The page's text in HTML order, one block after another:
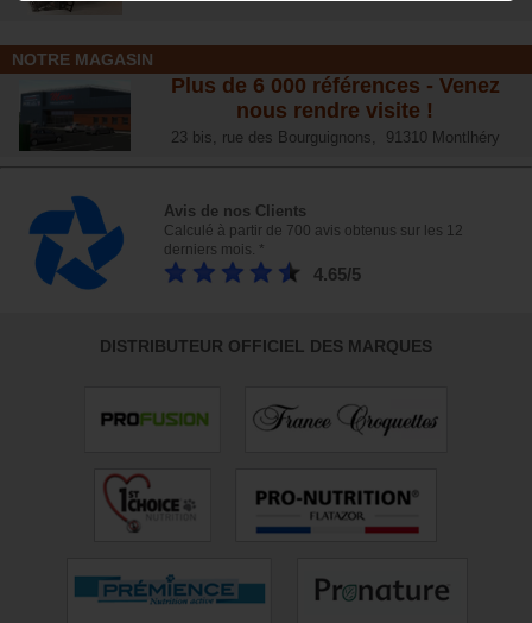
NOTRE MAGASIN
Plus de 6 000 références - Venez
nous rendre visite !
23 bis, rue des Bourguignons, 91310 Montlhéry
Avis de nos Clients
Calculé à partir de 700 avis obtenus sur les 12
derniers mois. *
4.65/5
DISTRIBUTEUR OFFICIEL DES MARQUES